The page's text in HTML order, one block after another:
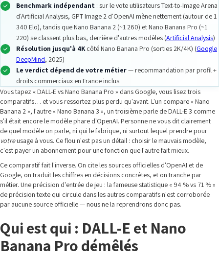
Benchmark indépendant : sur le vote utilisateurs Text-to-Image Arena
d'Artificial Analysis, GPT Image 2 d'OpenAI mène nettement (autour de 1
340 Elo), tandis que Nano Banana 2 (~1 260) et Nano Banana Pro (~1
220) se classent plus bas, derrière d'autres modèles (Artificial Analysis)
Résolution jusqu'à 4Kcôté Nano Banana Pro (sorties 2K/4K) (Google
DeepMind, 2025)
Le verdict dépend de votre métier— recommandation par profil +
droits commerciaux en France inclus
Vous tapez « DALL-E vs Nano Banana Pro » dans Google, vous lisez trois
comparatifs… et vous ressortez plus perdu qu'avant. L'un compare « Nano
Banana 2 », l'autre « Nano Banana 3 », un troisième parle de DALL-E 3 comme
s'il était encore le modèle phare d'OpenAI. Personne ne vous dit clairement
de quel modèle on parle, ni qui le fabrique, ni surtout lequel prendre pour
votreusage à vous. Ce flou n'est pas un détail : choisir le mauvais modèle,
c'est payer un abonnement pour une fonction que l'autre fait mieux.
Ce comparatif fait l'inverse. On cite les sources officielles d'OpenAI et de
Google, on traduit les chiffres en décisions concrètes, et on tranche par
métier. Une précision d'entrée de jeu : la fameuse statistique « 94 % vs 71 % »
de précision texte qui circule dans les autres comparatifs n'est corroborée
par aucune source officielle — nous ne la reprendrons donc pas.
Qui est qui : DALL-E et Nano
Banana Pro démêlés